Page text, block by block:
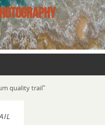
quality trail"